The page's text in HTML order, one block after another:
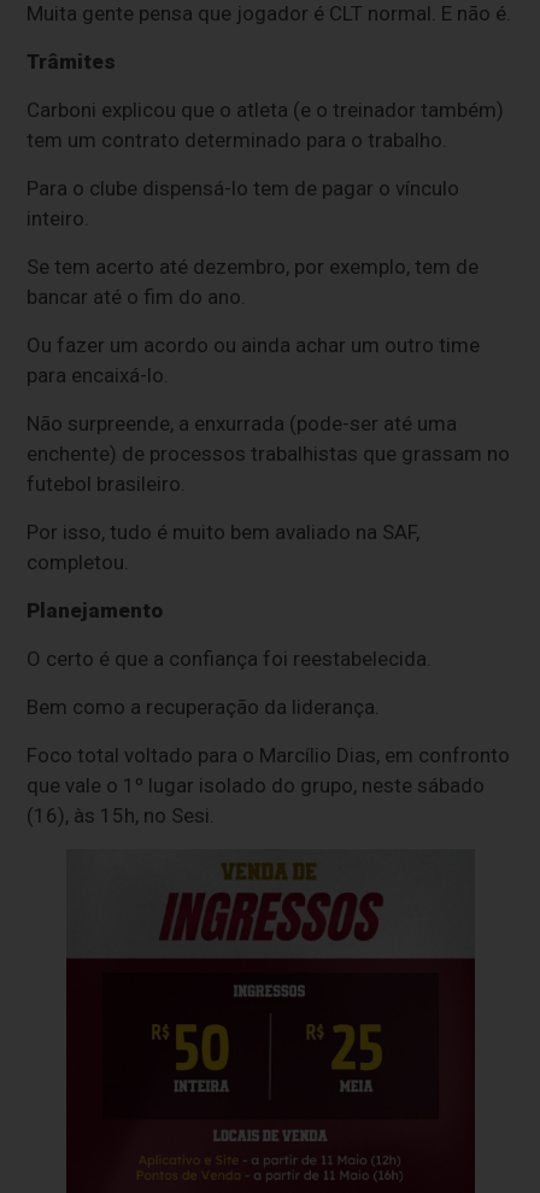
Muita gente pensa que jogador é CLT normal. E não é.
Trâmites
Carboni explicou que o atleta (e o treinador também)
tem um contrato determinado para o trabalho.
Para o clube dispensá-lo tem de pagar o vínculo
inteiro.
Se tem acerto até dezembro, por exemplo, tem de
bancar até o fim do ano.
Ou fazer um acordo ou ainda achar um outro time
para encaixá-lo.
Não surpreende, a enxurrada (pode-ser até uma
enchente) de processos trabalhistas que grassam no
futebol brasileiro.
Por isso, tudo é muito bem avaliado na SAF,
completou.
Planejamento
O certo é que a confiança foi reestabelecida.
Bem como a recuperação da liderança.
Foco total voltado para o Marcílio Dias, em confronto
que vale o 1º lugar isolado do grupo, neste sábado
(16), às 15h, no Sesi.